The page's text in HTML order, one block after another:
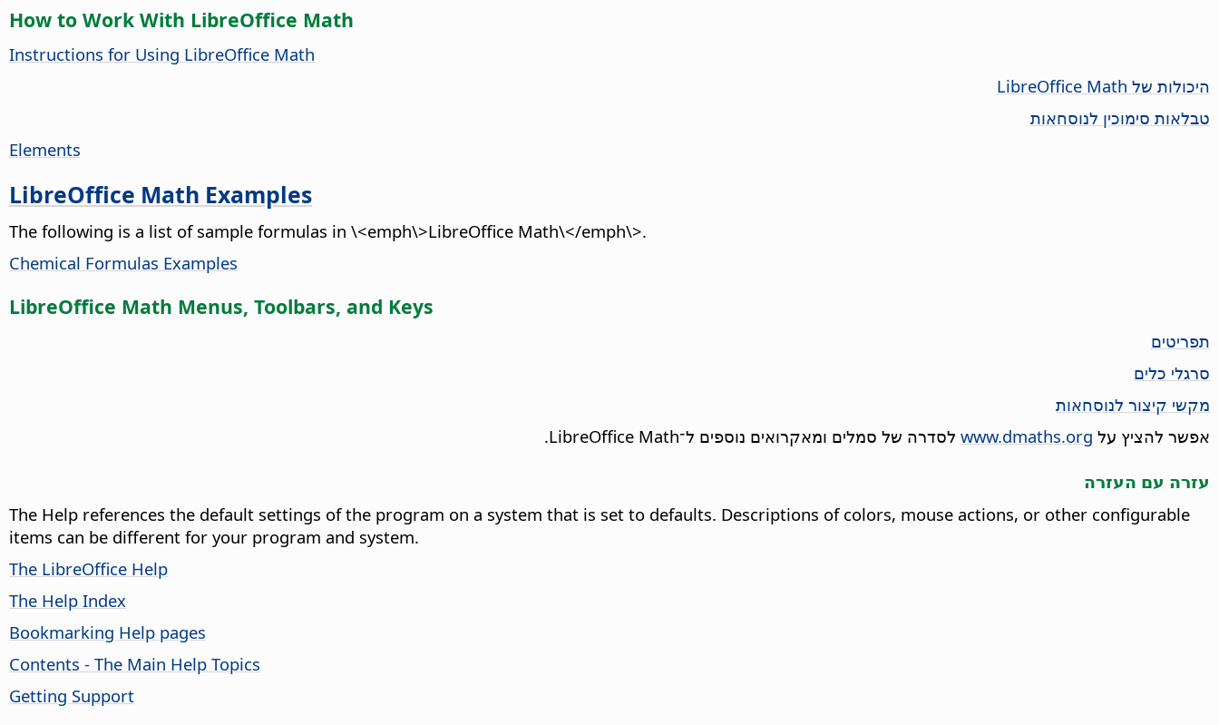
How to Work With LibreOffice Math
Instructions for Using LibreOffice Math
היכולות של LibreOffice Math
טבלאות סימוכין לנוסחאות
Elements
LibreOffice Math Examples
The following is a list of sample formulas in \<emph\>LibreOffice Math\</emph\>.
Chemical Formulas Examples
LibreOffice Math Menus, Toolbars, and Keys
תפריטים
סרגלי כלים
מקשי קיצור לנוסחאות
אפשר להציץ על www.dmaths.org לסדרה של סמלים ומאקרואים נוספים ל־LibreOffice Math.
עזרה עם העזרה
The Help references the default settings of the program on a system that is set to defaults. Descriptions of colors, mouse actions, or other configurable
items can be different for your program and system.
The LibreOffice Help
The Help Index
Bookmarking Help pages
Contents - The Main Help Topics
Getting Support